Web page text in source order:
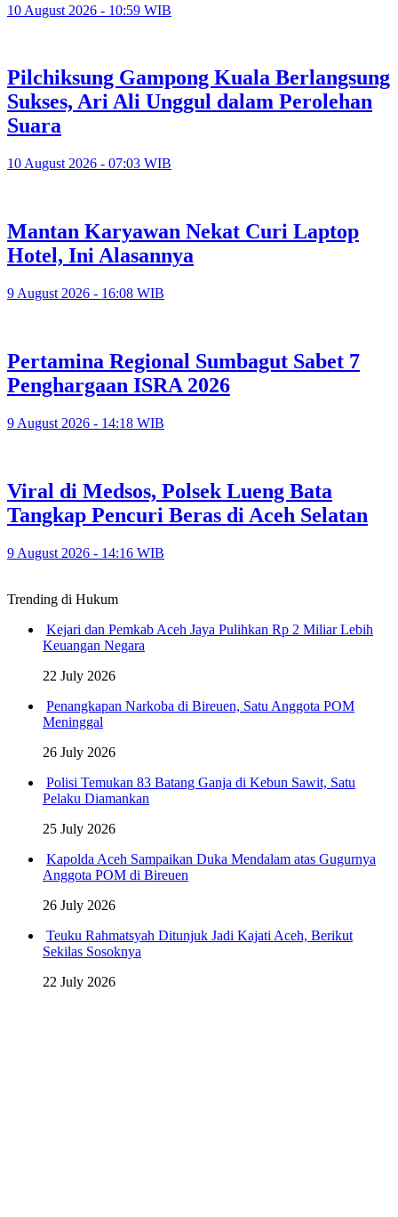
10 August 2026 - 10:59 WIB
Pilchiksung Gampong Kuala Berlangsung
Sukses, Ari Ali Unggul dalam Perolehan
Suara
10 August 2026 - 07:03 WIB
Mantan Karyawan Nekat Curi Laptop
Hotel, Ini Alasannya
9 August 2026 - 16:08 WIB
Pertamina Regional Sumbagut Sabet 7
Penghargaan ISRA 2026
9 August 2026 - 14:18 WIB
Viral di Medsos, Polsek Lueng Bata
Tangkap Pencuri Beras di Aceh Selatan
9 August 2026 - 14:16 WIB
Trending di Hukum
Kejari dan Pemkab Aceh Jaya Pulihkan Rp 2 Miliar Lebih
Keuangan Negara
22 July 2026
Penangkapan Narkoba di Bireuen, Satu Anggota POM
Meninggal
26 July 2026
Polisi Temukan 83 Batang Ganja di Kebun Sawit, Satu
Pelaku Diamankan
25 July 2026
Kapolda Aceh Sampaikan Duka Mendalam atas Gugurnya
Anggota POM di Bireuen
26 July 2026
Teuku Rahmatsyah Ditunjuk Jadi Kajati Aceh, Berikut
Sekilas Sosoknya
22 July 2026